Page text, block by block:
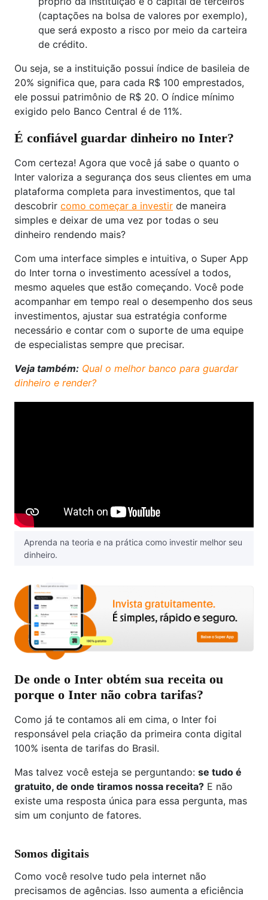
(captações na bolsa de valores por exemplo),
que será exposto a risco por meio da carteira
de crédito.
Ou seja, se a instituição possui índice de basileia de
20% significa que, para cada R$ 100 emprestados,
ele possui patrimônio de R$ 20. O índice mínimo
exigido pelo Banco Central é de 11%.
É confiável guardar dinheiro no Inter?
Com certeza! Agora que você já sabe o quanto o
Inter valoriza a segurança dos seus clientes em uma
plataforma completa para investimentos, que tal
descobrir como começar a investir de maneira
simples e deixar de uma vez por todas o seu
dinheiro rendendo mais?
Com uma interface simples e intuitiva, o Super App
do Inter torna o investimento acessível a todos,
mesmo aqueles que estão começando. Você pode
acompanhar em tempo real o desempenho dos seus
investimentos, ajustar sua estratégia conforme
necessário e contar com o suporte de uma equipe
de especialistas sempre que precisar.
Veja também: Qual o melhor banco para guardar
dinheiro e render?
Aprenda na teoria e na prática como investir melhor seu
dinheiro.
De onde o Inter obtém sua receita ou
porque o Inter não cobra tarifas?
Como já te contamos ali em cima, o Inter foi
responsável pela criação da primeira conta digital
100% isenta de tarifas do Brasil.
Mas talvez você esteja se perguntando: se tudo é
gratuito, de onde tiramos nossa receita? E não
existe uma resposta única para essa pergunta, mas
sim um conjunto de fatores.
Somos digitais
Como você resolve tudo pela internet não
precisamos de agências. Isso aumenta a eficiência